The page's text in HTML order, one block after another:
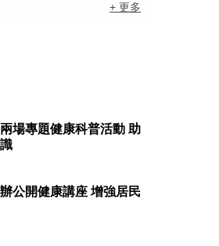
+ 更多
場專題健康科普活動 助
公開健康講座 增強居民